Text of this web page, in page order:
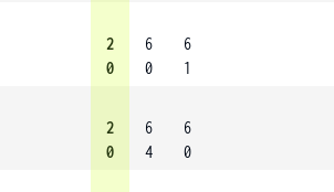
2
0
6
0
6
1
2
0
6
4
6
0